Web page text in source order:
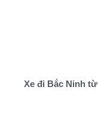
Xe đi Bắc Ninh